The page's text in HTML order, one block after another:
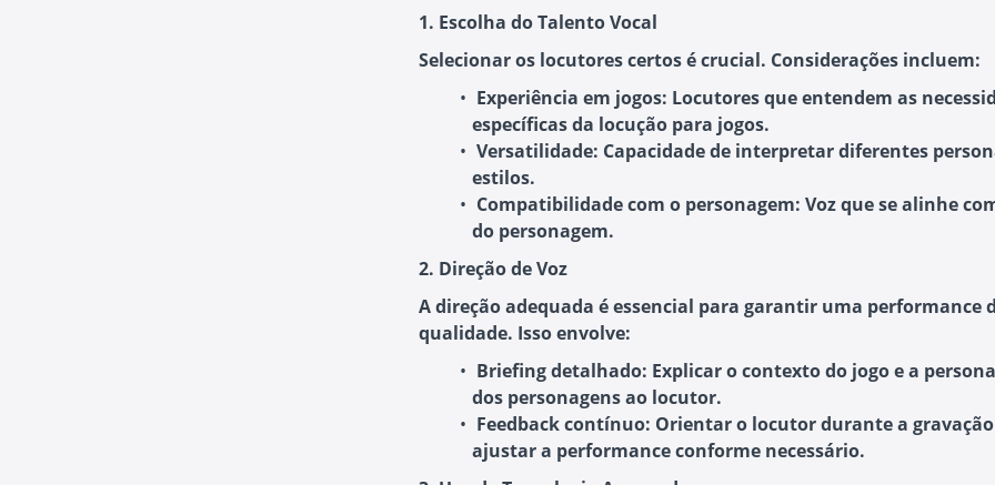
1. Escolha do Talento Vocal
Selecionar os locutores certos é crucial. Considerações incluem:
Experiência em jogos: Locutores que entendem as
específicas da locução para jogos.
Versatilidade: Capacidade de interpretar diferentes
estilos.
Compatibilidade com o personagem: Voz que se alinhe
do personagem.
2. Direção de Voz
A direção adequada é essencial para garantir uma performance
qualidade. Isso envolve:
Briefing detalhado: Explicar o contexto do jogo e a
dos personagens ao locutor.
Feedback contínuo: Orientar o locutor durante a
ajustar a performance conforme necessário.